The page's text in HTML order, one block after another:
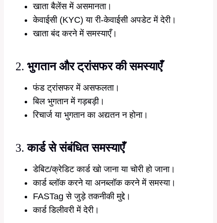
खाता बैलेंस में असमानता।
केवाईसी (KYC) या री-केवाईसी अपडेट में देरी।
खाता बंद करने में समस्याएँ।
2. भुगतान और ट्रांसफर की समस्याएँ
फंड ट्रांसफर में असफलता।
बिल भुगतान में गड़बड़ी।
रिचार्ज या भुगतान का अद्यतन न होना।
3.कार्ड से संबंधित समस्याएँ
डेबिट/क्रेडिट कार्ड खो जाना या चोरी हो जाना।
कार्ड ब्लॉक करने या अनब्लॉक करने में समस्या।
FASTag से जुड़े तकनीकी मुद्दे।
कार्ड डिलीवरी में देरी।